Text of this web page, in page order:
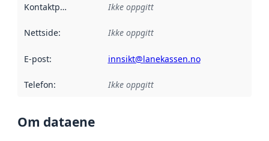
Kontaktpunkt Ikke oppgitt
Nettside: Ikke oppgitt
E-post: innsikt@lanekassen.no
Telefon: Ikke oppgitt
Om dataene